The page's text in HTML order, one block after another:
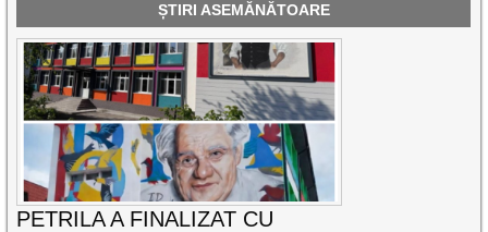
ȘTIRI ASEMĂNĂTOARE
PETRILA A FINALIZAT CU